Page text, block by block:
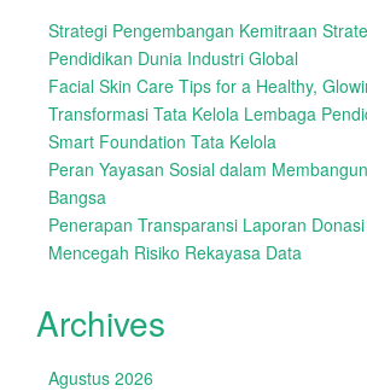
Strategi Pengembangan Kemitraan
Pendidikan Dunia Industri Global
Facial Skin Care Tips for a Healthy,
Transformasi Tata Kelola Lembaga
Smart Foundation Tata Kelola
Peran Yayasan Sosial dalam
Bangsa
Penerapan Transparansi Laporan
Mencegah Risiko Rekayasa Data
Archives
Agustus 2026